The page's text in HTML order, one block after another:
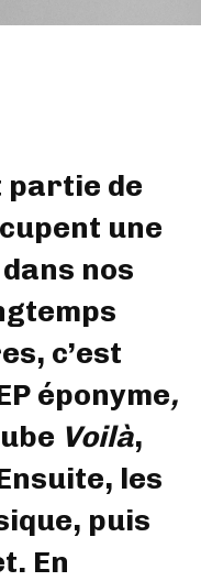
de
une
nos
c’est
éponyme,
Voilà,
les
puis
En